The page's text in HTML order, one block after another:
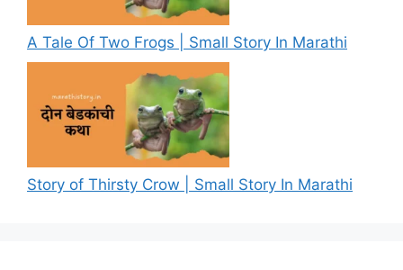
A Tale Of Two Frogs | Small Story In Marathi
Story of Thirsty Crow | Small Story In Marathi